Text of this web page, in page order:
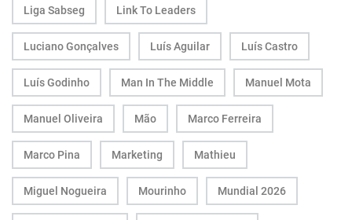
Liga Sabseg Link To Leaders
Luciano Gonçalves Luís Aguilar Luís Castro
Luís Godinho Man In The Middle Manuel Mota
Manuel Oliveira Mão Marco Ferreira
Marco Pina Marketing Mathieu
Miguel Nogueira Mourinho Mundial 2026